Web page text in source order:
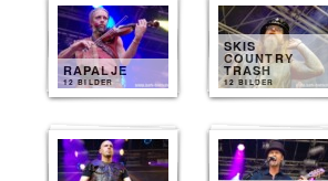
RAPALJE
12 BILDER
SKIS
COUNTRY
TRASH
12 BILDER